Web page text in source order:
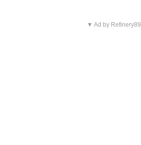
▼ Ad by Refinery89